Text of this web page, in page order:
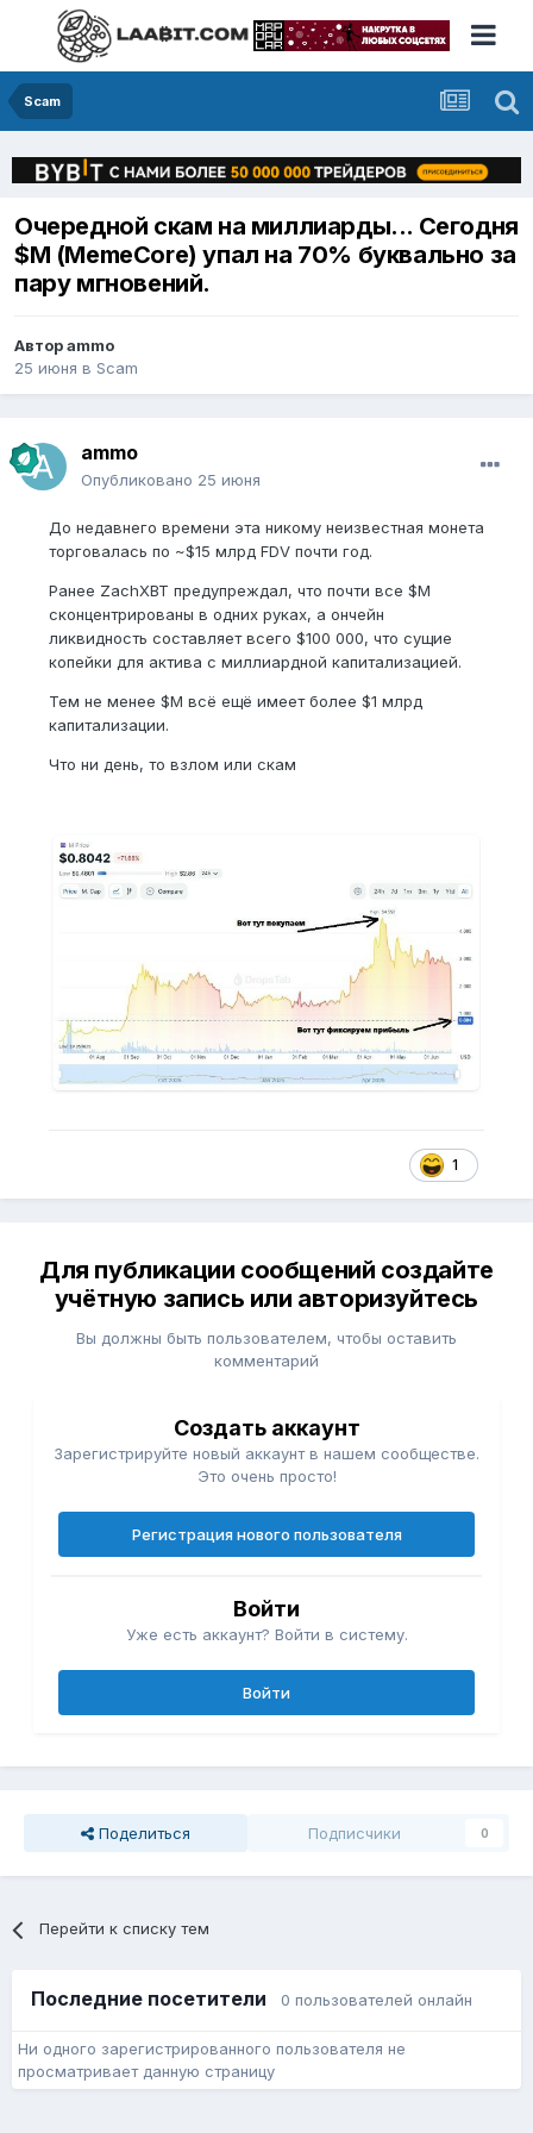
Scam
Очередной скам на миллиарды... Сегодня
$M (MemeCore) упал на 70% буквально за
пару мгновений.
Авторammo
25 июня в Scam
ammo
Опубликовано 25 июня
До недавнего времени эта никому неизвестная монета
торговалась по ~$15 млрд FDV почти год.
Ранее ZachXBT предупреждал, что почти все $M
сконцентрированы в одних руках, а ончейн
ликвидность составляет всего $100 000, что сущие
копейки для актива с миллиардной капитализацией.
Тем не менее $M всё ещё имеет более $1 млрд
капитализации.
Что ни день, то взлом или скам
1
Для публикации сообщений создайте
учётную запись или авторизуйтесь
Вы должны быть пользователем, чтобы оставить
комментарий
Создать аккаунт
Зарегистрируйте новый аккаунт в нашем сообществе.
Это очень просто!
Регистрация нового пользователя
Войти
Уже есть аккаунт? Войти в систему.
Войти
Поделиться Подписчики 0
Перейти к списку тем
Последние посетители 0 пользователей онлайн
Ни одного зарегистрированного пользователя не
просматривает данную страницу